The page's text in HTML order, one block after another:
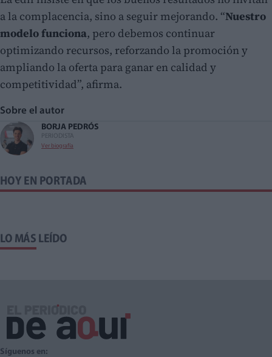
a la complacencia, sino a seguir mejorando. “Nuestro
modelo funciona, pero debemos continuar
optimizando recursos, reforzando la promoción y
ampliando la oferta para ganar en calidad y
competitividad”, afirma.
Sobre el autor
BORJA PEDRÓS
PERIODISTA
Ver biografía
HOY EN PORTADA
LO MÁS LEÍDO
Síguenos en: